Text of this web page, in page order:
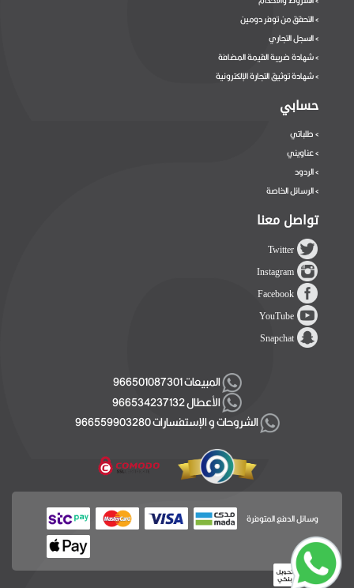
>التحقق من توفر دومين
>السجل التجاري
>شهادة ضريبة القيمة المضافة
>شهادة توثيق التجارة الإلكترونية
حسابي
>طلباتي
>عناويني
>الردود
>الرسائل الخاصة
تواصل معنا
Twitter
Instagram
Facebook
YouTube
Snapchat
المبيعات 966501087301
الأعطال 966534237132
الشروحات و الإستفسارات 966559903280
وسائل الدفع المتوفرة